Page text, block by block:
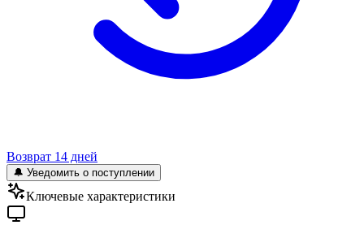
Возврат 14 дней
🔔 Уведомить о поступлении
Ключевые характеристики